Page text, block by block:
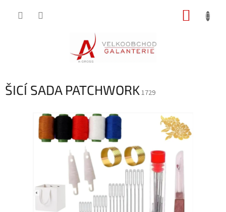
ŠICÍ SADA PATCHWORK1729